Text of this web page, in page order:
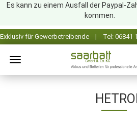
Es kann zu einem Ausfall der Paypal-
kommen.